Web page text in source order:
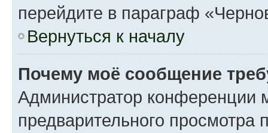
перейдите в параграф
Вернуться к началу
Почему моё сообщение
Администратор конференции
предварительного